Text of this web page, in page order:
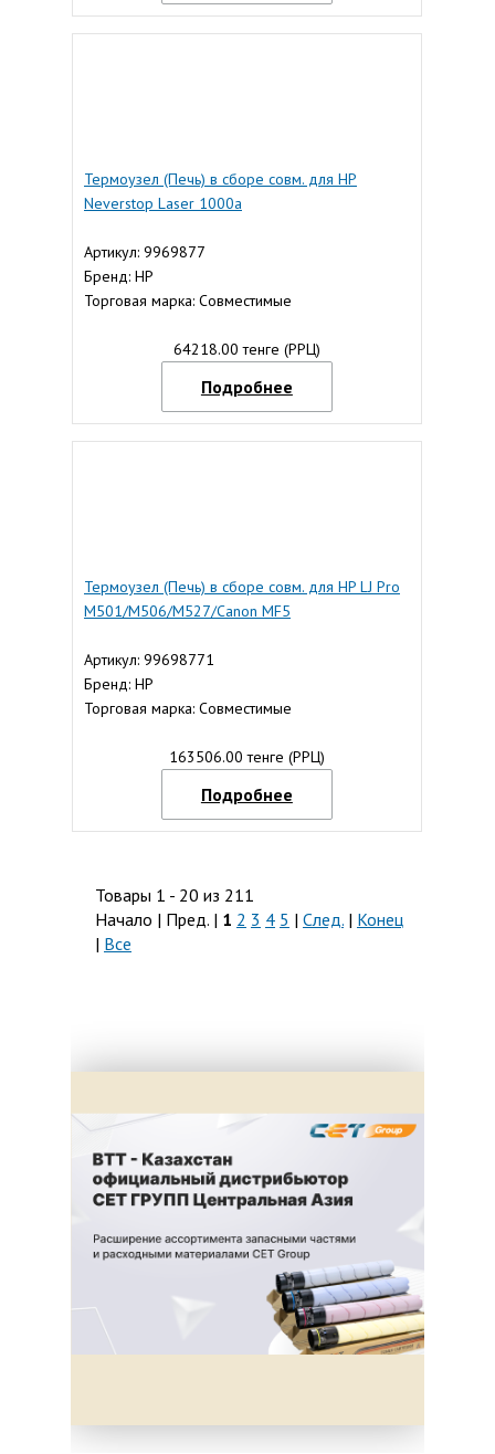
Термоузел (Печь) в сборе совм. для HP
Neverstop Laser 1000a
Артикул: 9969877
Бренд: HP
Торговая марка: Совместимые
64218.00 тенге (РРЦ)
Подробнее
Термоузел (Печь) в сборе совм. для HP LJ Pro
M501/M506/M527/Canon MF5
Артикул: 99698771
Бренд: HP
Торговая марка: Совместимые
163506.00 тенге (РРЦ)
Подробнее
Товары 1 - 20 из 211
Начало | Пред. | 1 2 3 4 5 | След. | Конец
| Все